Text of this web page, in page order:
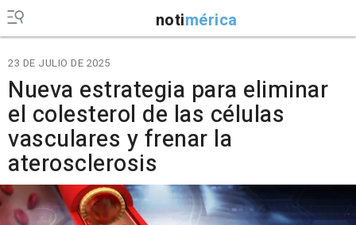
notimérica
23 DE JULIO DE 2025
Nueva estrategia para eliminar
el colesterol de las células
vasculares y frenar la
aterosclerosis